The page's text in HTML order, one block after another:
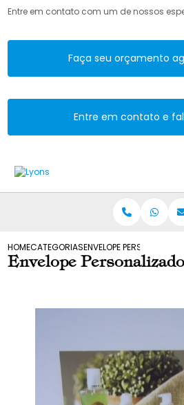
Entre em contato com um de nossos
Faça seu orçamento
Entre em contato e
HOMECATEGORIASENVELOPE
Envelope